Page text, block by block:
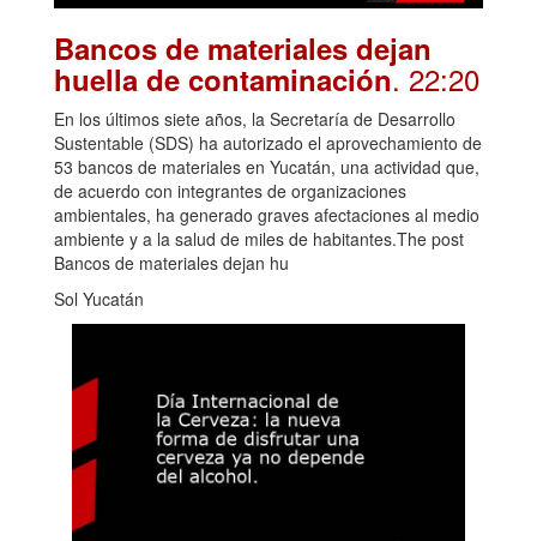
Bancos de materiales dejan
huella de contaminación. 22:20
En los últimos siete años, la Secretaría de Desarrollo
Sustentable (SDS) ha autorizado el aprovechamiento de
53 bancos de materiales en Yucatán, una actividad que,
de acuerdo con integrantes de organizaciones
ambientales, ha generado graves afectaciones al medio
ambiente y a la salud de miles de habitantes.The post
Bancos de materiales dejan hu
Sol Yucatán